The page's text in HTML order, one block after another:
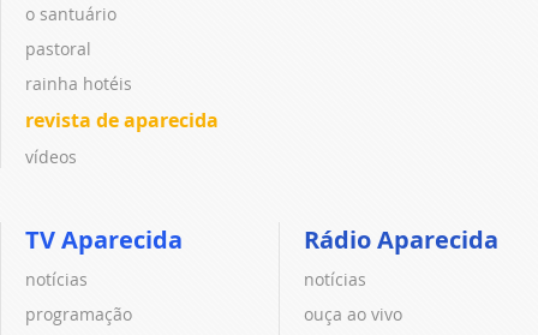
o santuário
pastoral
rainha hotéis
revista de aparecida
vídeos
TV Aparecida
notícias
programação
Rádio Aparecida
notícias
ouça ao vivo